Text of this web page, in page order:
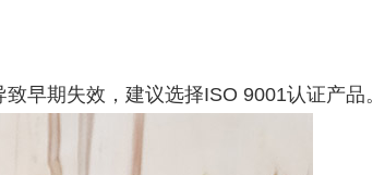
早期失效，建议选择ISO 9001认证产品。